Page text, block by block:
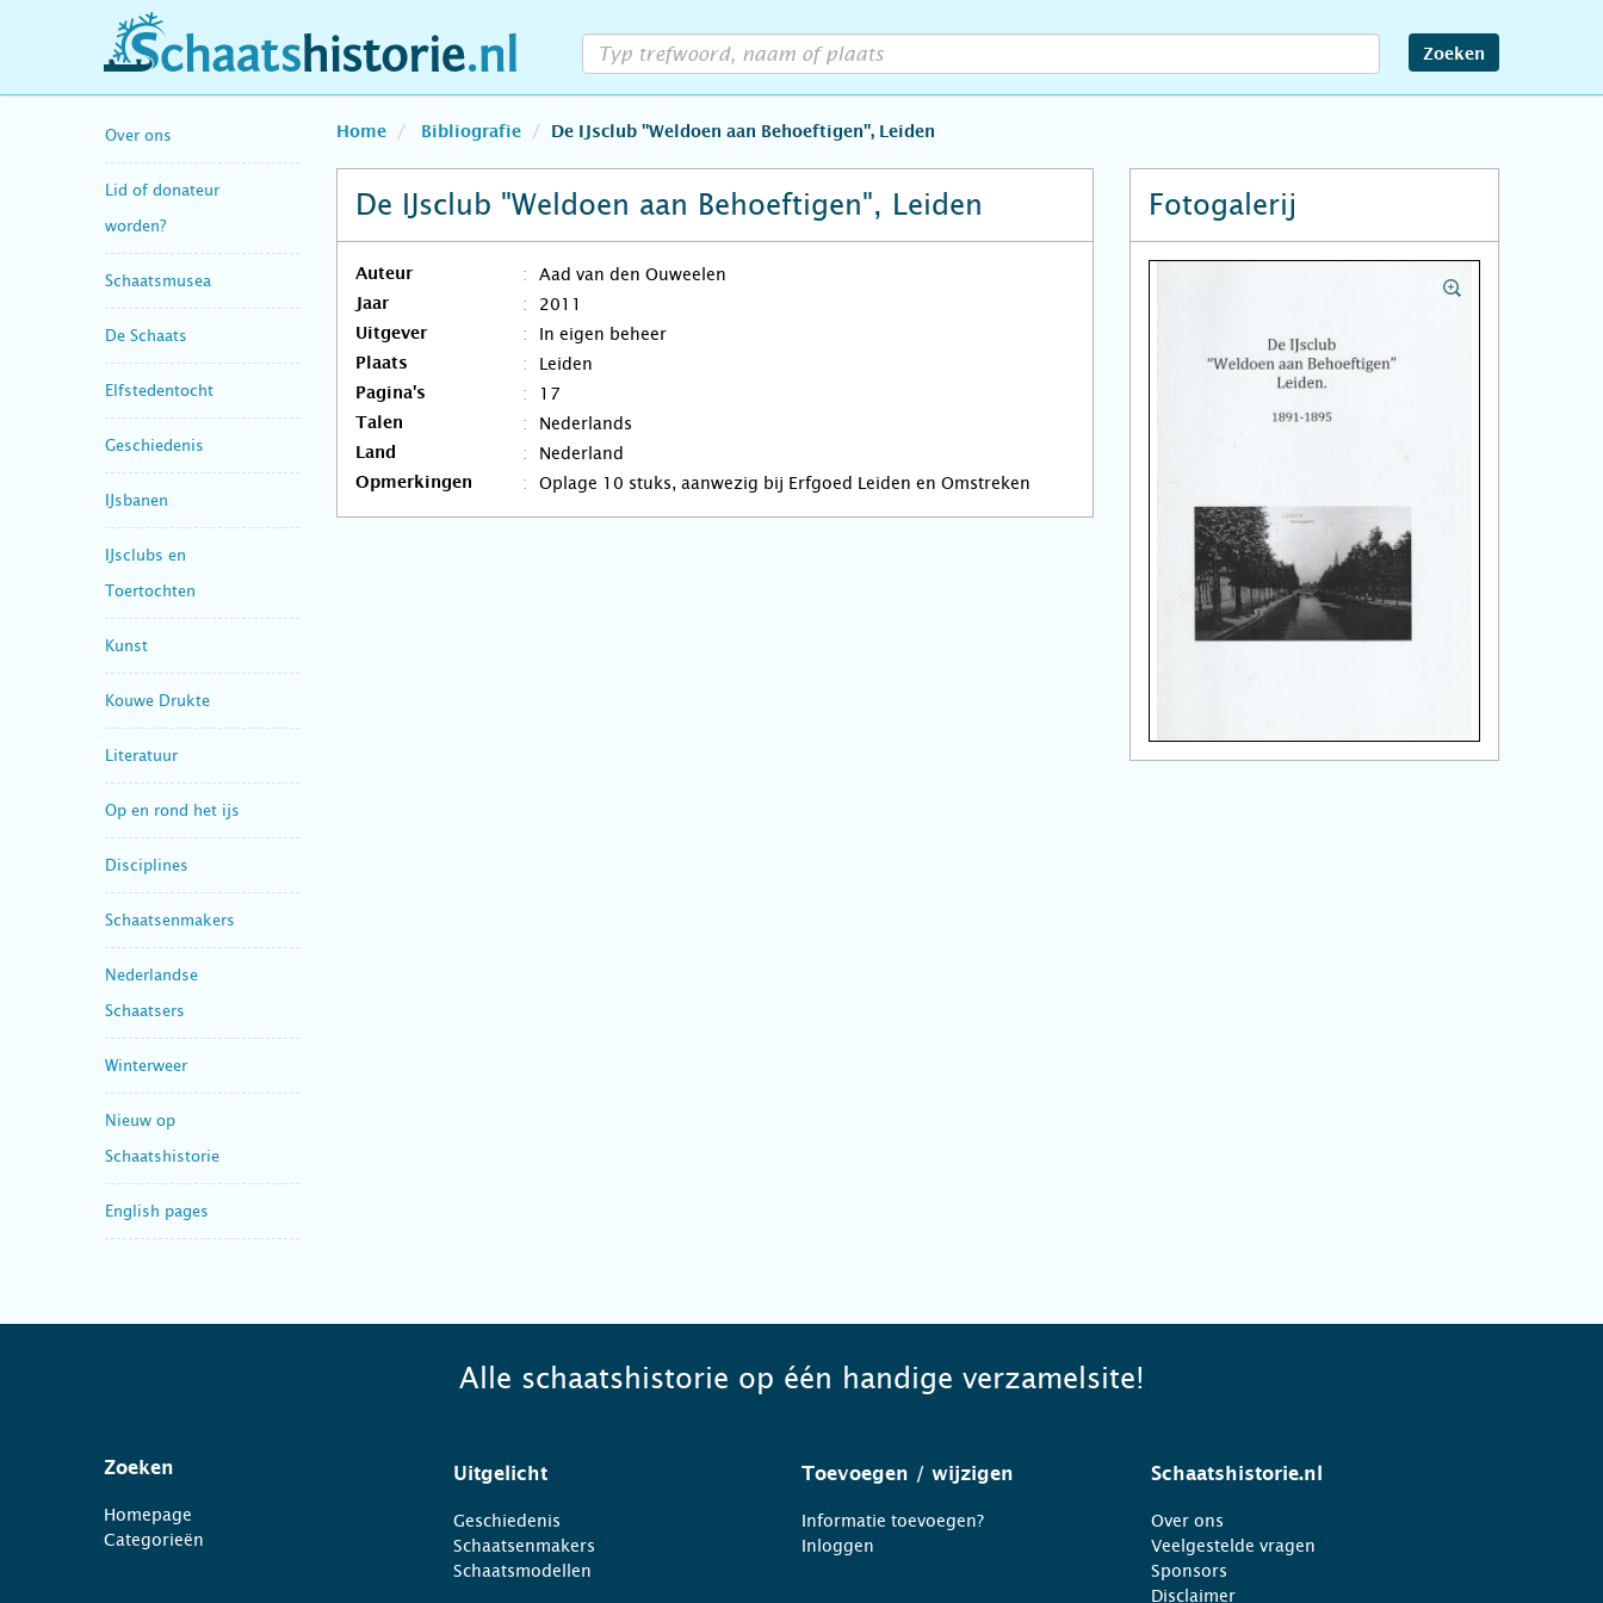
schaatshistorie.nl Zoeken
Over ons
Lid of donateur
worden?
Schaatsmusea
De Schaats
Elfstedentocht
Geschiedenis
IJsbanen
IJsclubs en
Toertochten
Kunst
Kouwe Drukte
Literatuur
Op en rond het ijs
Disciplines
Schaatsenmakers
Nederlandse
Schaatsers
Winterweer
Nieuw op
Schaatshistorie
English pages
Home Bibliografie De IJsclub "Weldoen aan Behoeftigen", Leiden
De IJsclub "Weldoen aan Behoeftigen", Leiden
Auteur Aad van den Ouweelen
Jaar 2011
Uitgever In eigen beheer
Plaats Leiden
Pagina's 17
Talen Nederlands
Land Nederland
Opmerkingen Oplage 10 stuks, aanwezig bij Erfgoed Leiden en Omstreken
Fotogalerij
Alle schaatshistorie op één handige verzamelsite!
Zoeken
Homepage
Categorieën
Uitgelicht
Geschiedenis
Schaatsenmakers
Schaatsmodellen
Toevoegen / wijzigen
Informatie toevoegen?
Inloggen
Schaatshistorie.nl
Over ons
Veelgestelde vragen
Sponsors
Disclaimer